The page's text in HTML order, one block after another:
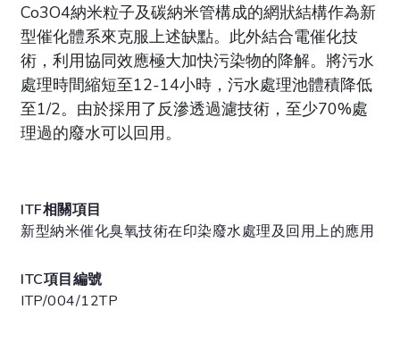
Co3O4納米粒子及碳納米管構成的網狀結構作為新
型催化體系來克服上述缺點。此外結合電催化技
術，利用協同效應極大加快污染物的降解。將污水
處理時間縮短至12-14小時，污水處理池體積降低
至1/2。由於採用了反滲透過濾技術，至少70%處
理過的廢水可以回用。
ITF相關項目
新型納米催化臭氧技術在印染廢水處理及回用上的應用
ITC項目編號
ITP/004/12TP